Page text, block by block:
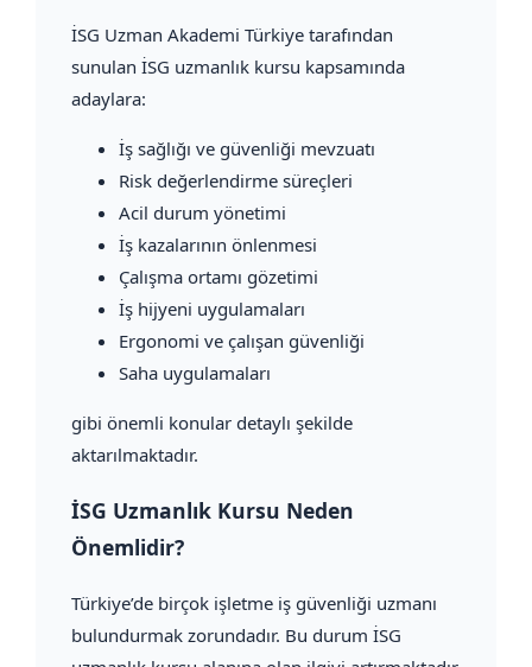
İSG Uzman Akademi Türkiye tarafından
sunulan İSG uzmanlık kursu kapsamında
adaylara:
İş sağlığı ve güvenliği mevzuatı
Risk değerlendirme süreçleri
Acil durum yönetimi
İş kazalarının önlenmesi
Çalışma ortamı gözetimi
İş hijyeni uygulamaları
Ergonomi ve çalışan güvenliği
Saha uygulamaları
gibi önemli konular detaylı şekilde
aktarılmaktadır.
İSG Uzmanlık Kursu Neden
Önemlidir?
Türkiye’de birçok işletme iş güvenliği uzmanı
bulundurmak zorundadır. Bu durum İSG